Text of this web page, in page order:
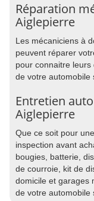
Réparation
Aiglepierre
Les mécaniciens à
peuvent réparer
pour connaitre
de votre automobile
Entretien
Aiglepierre
Que ce soit pour
inspection avant
bougies, batterie,
de courroie, kit de
domicile et garages
de votre automobile